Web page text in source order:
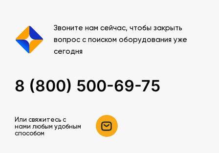
Звоните нам сейчас, чтобы закрыть
вопрос с поиском оборудования уже
сегодня
8 (800) 500-69-75
Или свяжитесь c
нами любым удобным
способом